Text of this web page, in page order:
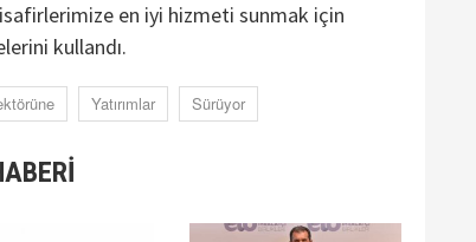
en iyi hizmeti sunmak için
kullandı.
Yatırımlar Sürüyor